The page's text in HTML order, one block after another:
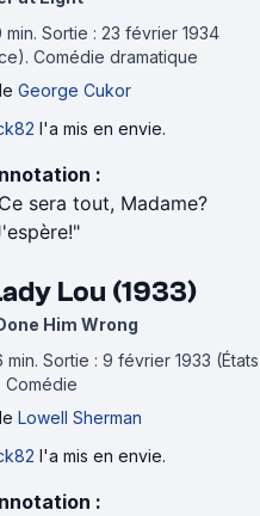
reproche ! Vous avez
Dans le fond, vous
demandes pourquoi il
essayer d'oublier les
jolie : pourquoi t’allumes
pour te faire exploser la
sauter.
min. Sortie : 23 février 1934
Comédie dramatique
George Cukor
l'a mis en envie.
:
sera tout, Madame?
Lou (1933)
Him Wrong
min. Sortie : 9 février 1933
Comédie
Lowell Sherman
l'a mis en envie.
: